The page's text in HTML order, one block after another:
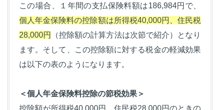
この場合、１年間の支払保険料額は186,984円で、
個人年金保険料の控除額は所得税40,000円、住民税
28,000円
（控除額の計算方法は次節で紹介）となり
ます。そして、この控除額に対する税金の軽減効果
は以下の表のようになります。
＜個人年金保険料控除の節税効果＞